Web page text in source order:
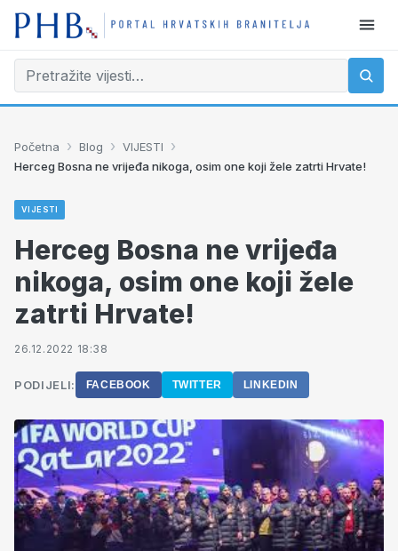
Početna › Blog › VIJESTI ›
Herceg Bosna ne vrijeđa nikoga, osim one koji žele zatrti Hrvate!
VIJESTI
Herceg Bosna ne vrijeđa
nikoga, osim one koji žele
zatrti Hrvate!
26.12.2022 18:38
PODIJELI: FACEBOOK TWITTER LINKEDIN